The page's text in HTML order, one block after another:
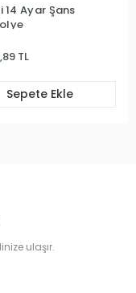
14 Ayar Şans
TL
Sepete Ekle
ulaşır.